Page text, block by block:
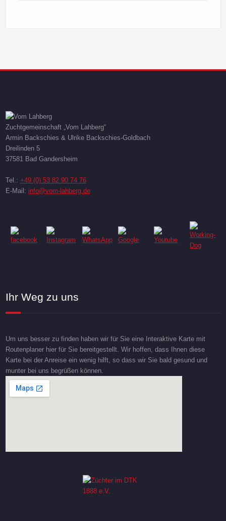
Zuchtgemeinschaft „Vom Lahberg“
Armin Backschies & Ulrike Backschies-Goldbach
Dreilinden 5
37581 Bad Gandersheim
Tel.: +49 (0) 53 82 90 74 76
E-Mail: info@vom-lahberg.de
Ihr Weg zu uns
Um uns besser zu finden haben wir für Sie eine Interaktive Karte mit
Routenplaner hier für Sie bereitgestellt. Wir hoffen, dass Ihnen diese
Karte bei der Anreise ein wenig hilft, so dass wir Sie bald gesund und
munter bei uns begrüßen können.